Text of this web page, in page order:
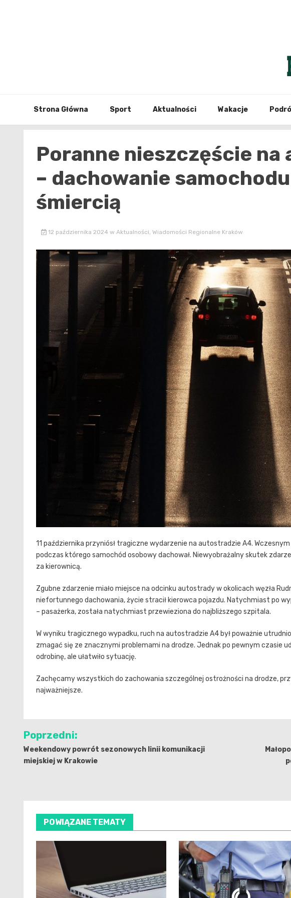
Strona Główna Sport Aktualności Wakacje
Poranne nieszczęście
– dachowanie
śmiercią
12 października 2024 w Aktualności, Wiadomości Regionalne Kraków
11 października przyniósł tragiczne wydarzenie na autostradzie A4.
podczas którego samochód osobowy dachował. Niewyobrażalny skutek
za kierownicą.
Zgubne zdarzenie miało miejsce na odcinku autostrady w okolicach węzła
niefortunnego dachowania, życie stracił kierowca pojazdu. Natychmiast po
– pasażerka, została natychmiast przewieziona do najbliższego szpitala.
W wyniku tragicznego wypadku, ruch na autostradzie A4 był poważnie
zmagać się ze znacznymi problemami na drodze. Jednak po pewnym czasie
odrobinę, ale ułatwiło sytuację.
Zachęcamy wszystkich do zachowania szczególnej ostrożności na drodze,
najważniejsze.
Nawigacja
wpisu
Poprzedni:
Weekendowy powrót sezonowych linii komunikacji
miejskiej w Krakowie
POWIĄZANE TEMATY